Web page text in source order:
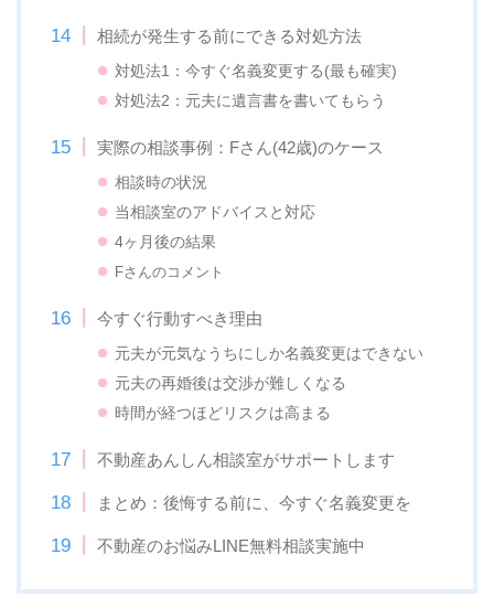
相続が発生する前にできる対処方法
対処法1：今すぐ名義変更する(最も確実)
対処法2：元夫に遺言書を書いてもらう
実際の相談事例：Fさん(42歳)のケース
相談時の状況
当相談室のアドバイスと対応
4ヶ月後の結果
Fさんのコメント
今すぐ行動すべき理由
元夫が元気なうちにしか名義変更はできない
元夫の再婚後は交渉が難しくなる
時間が経つほどリスクは高まる
不動産あんしん相談室がサポートします
まとめ：後悔する前に、今すぐ名義変更を
不動産のお悩みLINE無料相談実施中